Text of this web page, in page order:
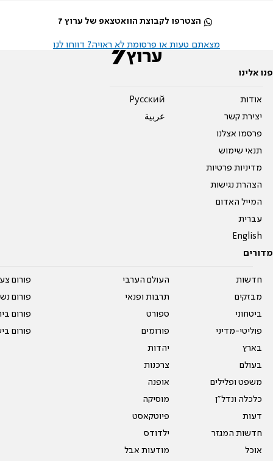
הצטרפו לקבוצת הוואטצאפ של ערוץ 7
מצאתם טעות או פרסומת לא ראויה? דווחו לנו
פנו אלינו
אודות
יצירת קשר
פרסמו אצלנו
תנאי שימוש
מדיניות פרטיות
הצהרת נגישות
המייל האדום
עברית
English
Pусский
عربية
מדורים
חדשות
מבזקים
ביטחוני
פוליטי-מדיני
בארץ
בעולם
משפט ופלילים
כלכלה ונדל"ן
דעות
חדשות המגזר
אוכל
העולם הערבי
תרבות ופנאי
ספורט
פורומים
יהדות
צרכנות
אופנה
מוסיקה
פיוטקאסט
ילדודס
מודעות אבל
פורום
פורום
פורום
פורום